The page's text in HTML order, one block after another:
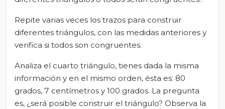
Repite varias veces los trazos para construir
diferentes triángulos, con las medidas anteriores y
verifica si todos son congruentes.
Analiza el cuarto triángulo, tienes dada la misma
información y en el mismo orden, ésta es: 80
grados, 7 centímetros y 100 grados. La pregunta
es, ¿será posible construir el triángulo? Observa la